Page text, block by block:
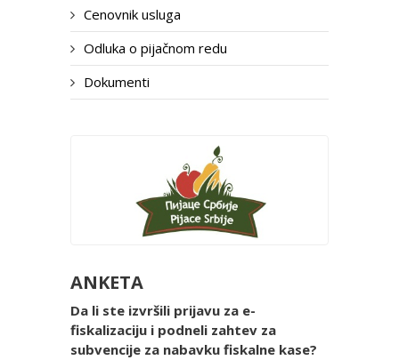
Cenovnik usluga
Odluka o pijačnom redu
Dokumenti
ANKETA
Da li ste izvršili prijavu za e-
fiskalizaciju i podneli zahtev za
subvencije za nabavku fiskalne kase?